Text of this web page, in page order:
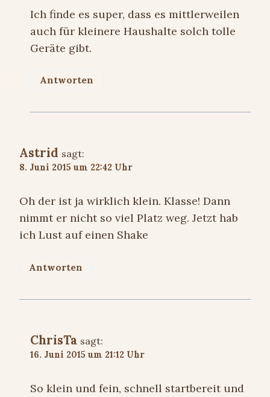
Ich finde es super, dass es mittlerweilen
auch für kleinere Haushalte solch tolle
Geräte gibt.
Antworten
Astrid sagt:
8. Juni 2015 um 22:42 Uhr
Oh der ist ja wirklich klein. Klasse! Dann
nimmt er nicht so viel Platz weg. Jetzt hab
ich Lust auf einen Shake
Antworten
ChrisTa sagt:
16. Juni 2015 um 21:12 Uhr
So klein und fein, schnell startbereit und